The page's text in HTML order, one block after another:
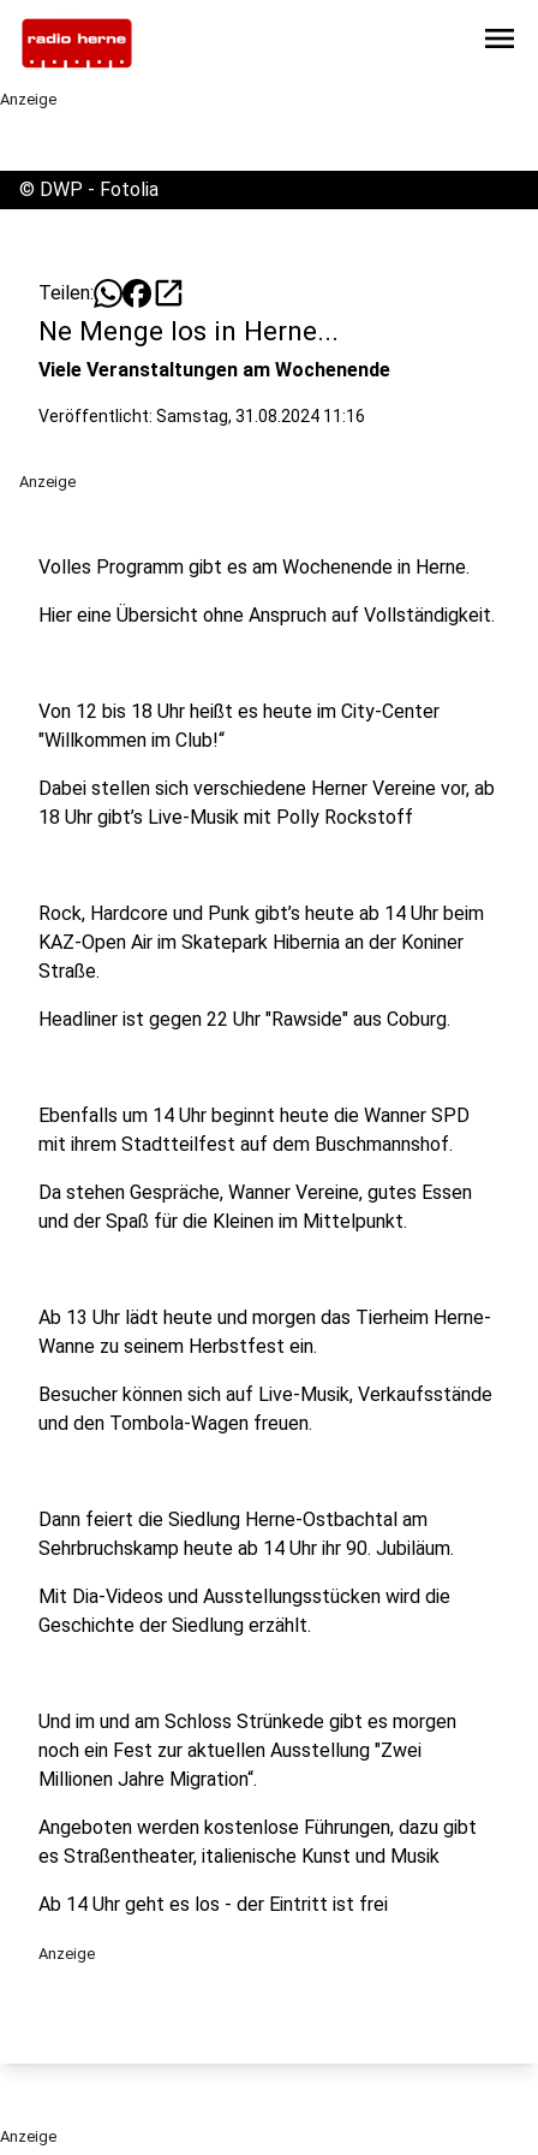
menu
Anzeige
© DWP - Fotolia
Teilen: open_in_new
Ne Menge los in Herne...
Viele Veranstaltungen am Wochenende
Veröffentlicht: Samstag, 31.08.2024 11:16
Anzeige
Volles Programm gibt es am Wochenende in Herne.
Hier eine Übersicht ohne Anspruch auf Vollständigkeit.
Von 12 bis 18 Uhr heißt es heute im City-Center
"Willkommen im Club!“
Dabei stellen sich verschiedene Herner Vereine vor, ab
18 Uhr gibt’s Live-Musik mit Polly Rockstoff
Rock, Hardcore und Punk gibt’s heute ab 14 Uhr beim
KAZ-Open Air im Skatepark Hibernia an der Koniner
Straße.
Headliner ist gegen 22 Uhr "Rawside" aus Coburg.
Ebenfalls um 14 Uhr beginnt heute die Wanner SPD
mit ihrem Stadtteilfest auf dem Buschmannshof.
Da stehen Gespräche, Wanner Vereine, gutes Essen
und der Spaß für die Kleinen im Mittelpunkt.
Ab 13 Uhr lädt heute und morgen das Tierheim Herne-
Wanne zu seinem Herbstfest ein.
Besucher können sich auf Live-Musik, Verkaufsstände
und den Tombola-Wagen freuen.
Dann feiert die Siedlung Herne-Ostbachtal am
Sehrbruchskamp heute ab 14 Uhr ihr 90. Jubiläum.
Mit Dia-Videos und Ausstellungsstücken wird die
Geschichte der Siedlung erzählt.
Und im und am Schloss Strünkede gibt es morgen
noch ein Fest zur aktuellen Ausstellung "Zwei
Millionen Jahre Migration“.
Angeboten werden kostenlose Führungen, dazu gibt
es Straßentheater, italienische Kunst und Musik
Ab 14 Uhr geht es los - der Eintritt ist frei
Anzeige
Anzeige